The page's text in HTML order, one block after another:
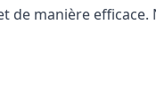
de manière efficace.